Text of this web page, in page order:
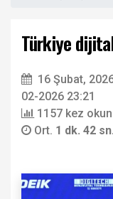
Türkiye
16 Şubat,
02-2026 23:21
1157 kez
Ort. 1 dk. 42 sn.